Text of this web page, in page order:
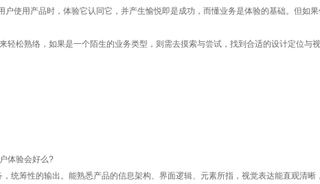
使用产品时，体验它认同它，并产生愉悦即是成功，而懂业务是体验的基础。但如果
熟络，如果是一个陌生的业务类型，则需去摸索与尝试，找到合适的设计定位与
体验会好么?
筹性的输出。能熟悉产品的信息架构、界面逻辑、元素所指，视觉表达能直观清晰